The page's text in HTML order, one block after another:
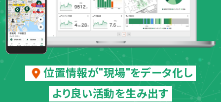
位置情報が"現場"をデータ化し
より良い活動を生み出す